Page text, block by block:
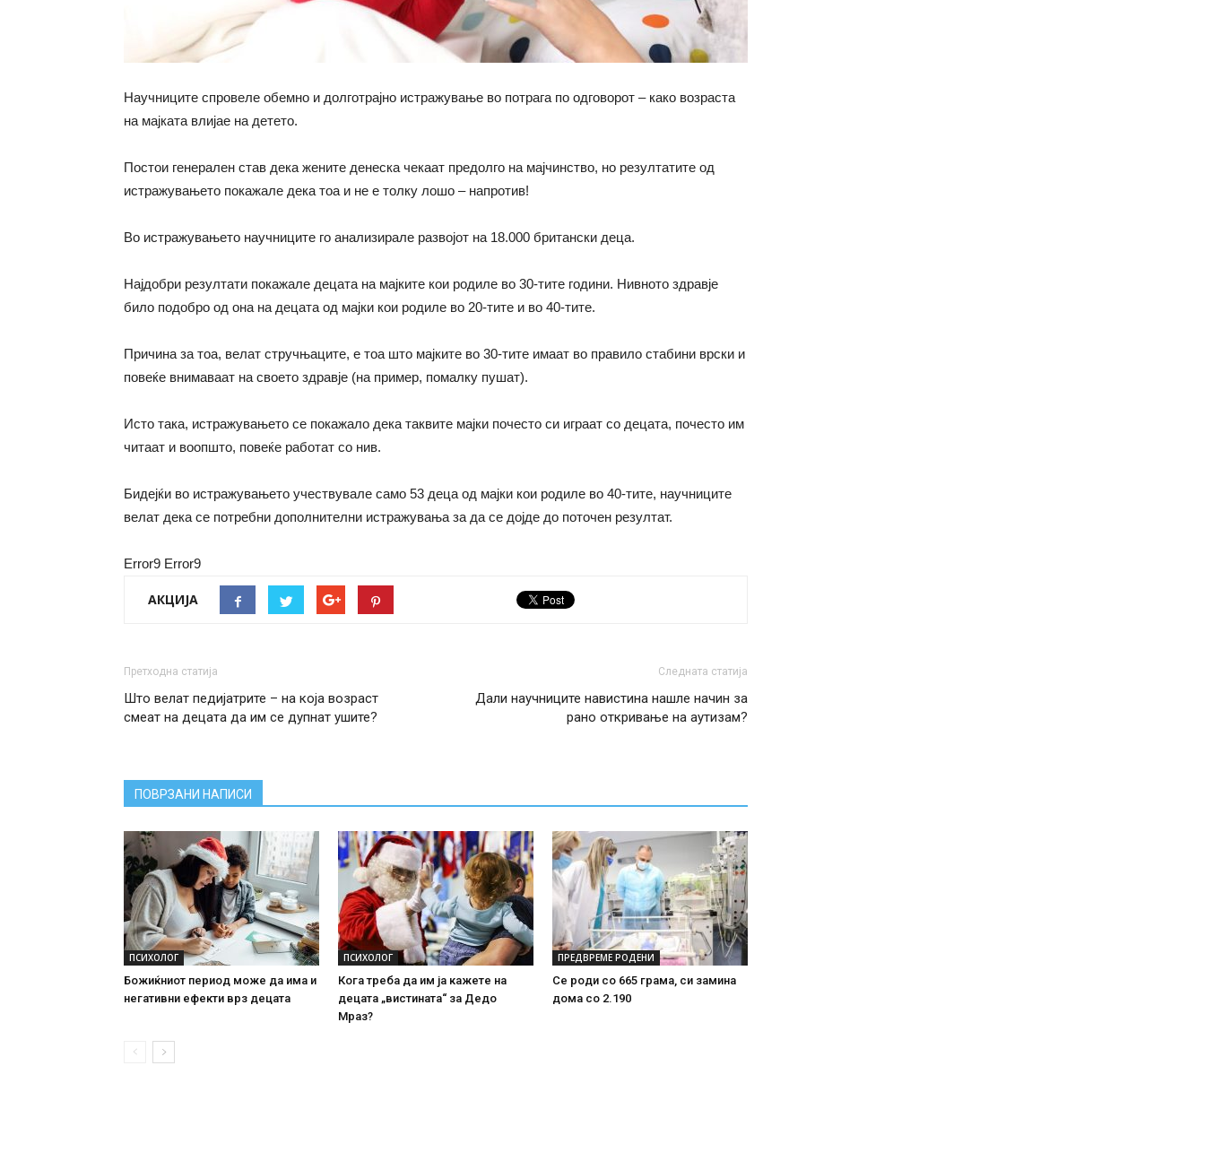
Научниците спровеле обемно и долготрајно истражување во потрага по одговорот – како возраста
на мајката влијае на детето.
Постои генерален став дека жените денеска чекаат предолго на мајчинство, но резултатите од
истражувањето покажале дека тоа и не е толку лошо – напротив!
Во истражувањето научниците го анализирале развојот на 18.000 британски деца.
Најдобри резултати покажале децата на мајките кои родиле во 30-тите години. Нивното здравје
било подобро од она на децата од мајки кои родиле во 20-тите и во 40-тите.
Причина за тоа, велат стручњаците, е тоа што мајките во 30-тите имаат во правило стабини врски и
повеќе внимаваат на своето здравје (на пример, помалку пушат).
Исто така, истражувањето се покажало дека таквите мајки почесто си играат со децата, почесто им
читаат и воопшто, повеќе работат со нив.
Бидејќи во истражувањето учествувале само 53 деца од мајки кои родиле во 40-тите, научниците
велат дека се потребни дополнителни истражувања за да се дојде до поточен резултат.
Error9 Error9
АКЦИЈА
Претходна статија
Што велат педијатрите – на која возраст
смеат на децата да им се дупнат ушите?
Следната статија
Дали научниците навистина нашле начин за
рано откривање на аутизам?
ПОВРЗАНИ НАПИСИ
ПСИХОЛОГ
Божиќниот период може да има и
негативни ефекти врз децата
ПСИХОЛОГ
Кога треба да им ја кажете на
децата „вистината“ за Дедо
Мраз?
ПРЕДВРЕМЕ РОДЕНИ
Се роди со 665 грама, си замина
дома со 2.190